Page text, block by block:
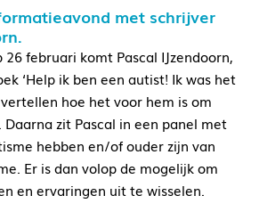
met schrijver
26 februari komt Pascal IJzendoorn,
‘Help ik ben een autist! Ik was het
hoe het voor hem is om
zit Pascal in een panel met
hebben en/of ouder zijn van
Er is dan volop de mogelijk om
en ervaringen uit te wisselen.